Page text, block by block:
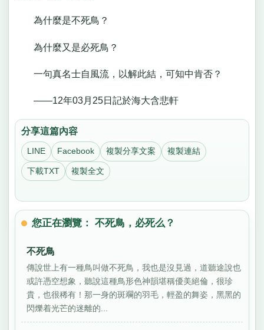
為什麼是不死鳥？
為什麼又是必死鳥？
一句真名士自風流，以解此結，可知中肯否？
——12年03月25日記於海大含悲軒
分享這篇內容
LINE Facebook 複製分享文案 複製連結
下載TXT 複製全文
您正在瀏覽： 不死鳥，必死么？
不死鳥
傳說世上有一種鳥叫做不死鳥，我也是沒見過，道聽途說也
或許憑空想象，聽說這種鳥形色神韻堪稱優美絕倫，很珍
貴，也很稀有！那一身的斑斕的羽毛，輕盈的舞姿，黑黑的
閃爍着光芒的迷離的...